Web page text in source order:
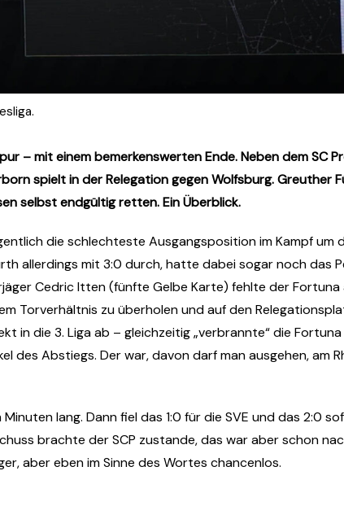
– mit einem bemerkenswerten Ende. Neben dem SC
spielt in der Relegation gegen Wolfsburg. Greuther
selbst endgültig retten. Ein Überblick.
die schlechteste Ausgangsposition im Kampf um
allerdings mit 3:0 durch, hatte dabei sogar noch das
Cedric Itten (fünfte Gelbe Karte) fehlte der Fortuna
Torverhältnis zu überholen und auf den
in die 3. Liga ab – gleichzeitig „verbrannte“ die
Abstiegs. Der war, davon darf man ausgehen, am
lang. Dann fiel das 1:0 für die SVE und das 2:0
brachte der SCP zustande, das war aber schon
aber eben im Sinne des Wortes chancenlos.